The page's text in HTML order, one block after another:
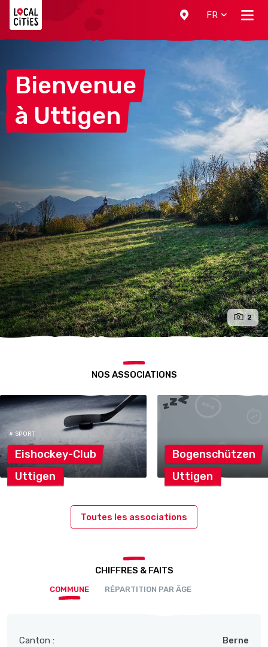
FR
Bienvenue
à Uttigen
2
NOS ASSOCIATIONS
# SPORT
Eishockey-Club
Uttigen
Bogenschützen
Uttigen
Toutes les associations
CHIFFRES & FAITS
COMMUNE RÉPARTITION PAR ÂGE
Canton :
Berne